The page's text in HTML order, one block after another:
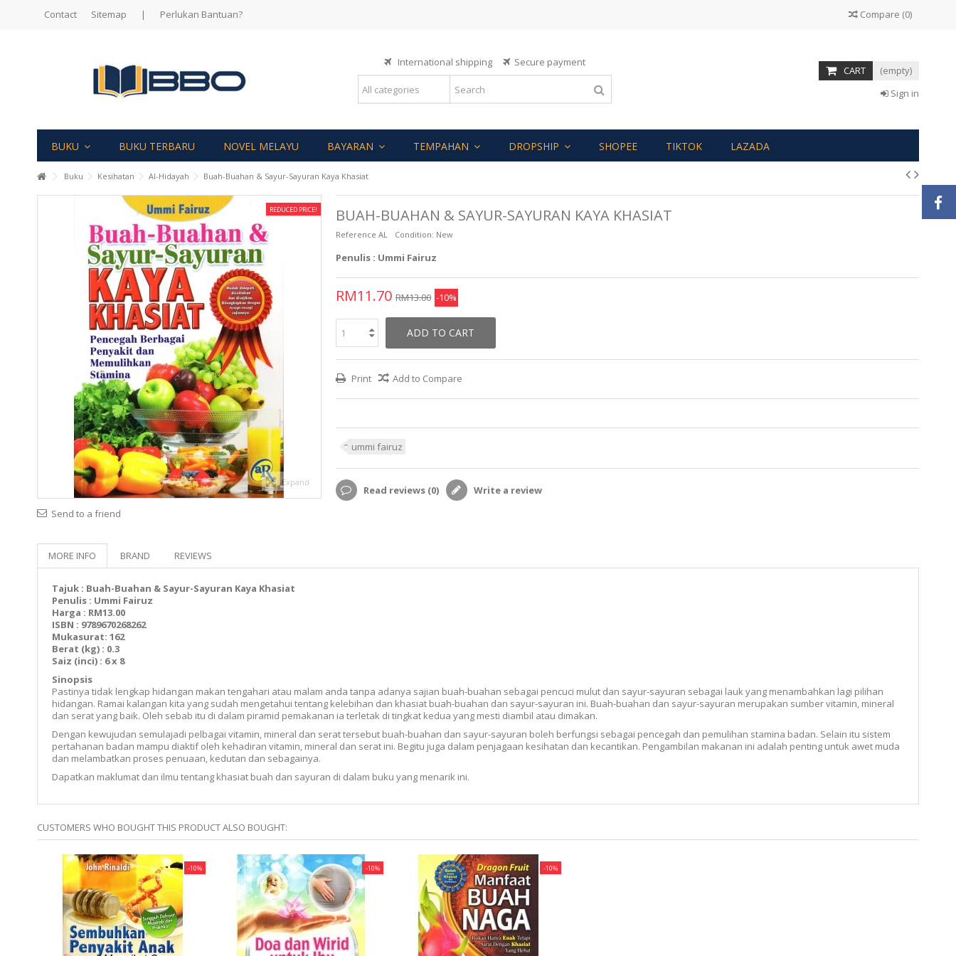
Contact Sitemap | Perlukan Bantuan? Compare (0)
International shipping Secure payment
CART
(empty)
Sign in
BUKU BUKU TERBARU NOVEL MELAYU BAYARAN TEMPAHAN DROPSHIP SHOPEE TIKTOK LAZADA
Buku Kesihatan Al-Hidayah Buah-Buahan & Sayur-Sayuran Kaya Khasiat
REDUCED PRICE!
Expand
Send to a friend
BUAH-BUAHAN & SAYUR-SAYURAN KAYA KHASIAT
Reference AL Condition: New
Penulis : Ummi Fairuz
RM11.70 RM13.00 -10%
ADD TO CART
Print Add to Compare
ummi fairuz
Read reviews (0) Write a review
MORE INFO BRAND REVIEWS
Tajuk : Buah-Buahan & Sayur-Sayuran Kaya Khasiat
Penulis : Ummi Fairuz
Harga : RM13.00
ISBN : 9789670268262
Mukasurat: 162
Berat (kg) : 0.3
Saiz (inci) : 6 x 8
Sinopsis
Pastinya tidak lengkap hidangan makan tengahari atau malam anda tanpa adanya sajian buah-buahan sebagai pencuci mulut dan sayur-sayuran sebagai lauk yang menambahkan lagi pilihan
hidangan. Ramai kalangan kita yang sudah mengetahui tentang kelebihan dan khasiat buah-buahan dan sayur-sayuran ini. Buah-buahan dan sayur-sayuran merupakan sumber vitamin, mineral
dan serat yang baik. Oleh sebab itu di dalam piramid pemakanan ia terletak di tingkat kedua yang mesti diambil atau dimakan.
Dengan kewujudan semulajadi pelbagai vitamin, mineral dan serat tersebut buah-buahan dan sayur-sayuran boleh berfungsi sebagai pencegah dan pemulihan stamina badan. Selain itu sistem
pertahanan badan mampu diaktif oleh kehadiran vitamin, mineral dan serat ini. Begitu juga dalam penjagaan kesihatan dan kecantikan. Pengambilan makanan ini adalah penting untuk awet muda
dan melambatkan proses penuaan, kedutan dan sebagainya.
Dapatkan maklumat dan ilmu tentang khasiat buah dan sayuran di dalam buku yang menarik ini.
CUSTOMERS WHO BOUGHT THIS PRODUCT ALSO BOUGHT:
-10% -10% -10%